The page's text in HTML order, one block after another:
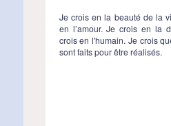
Je crois en la beauté de la
en l’amour. Je crois en la
crois en l'humain. Je crois
sont faits pour être réalisés.